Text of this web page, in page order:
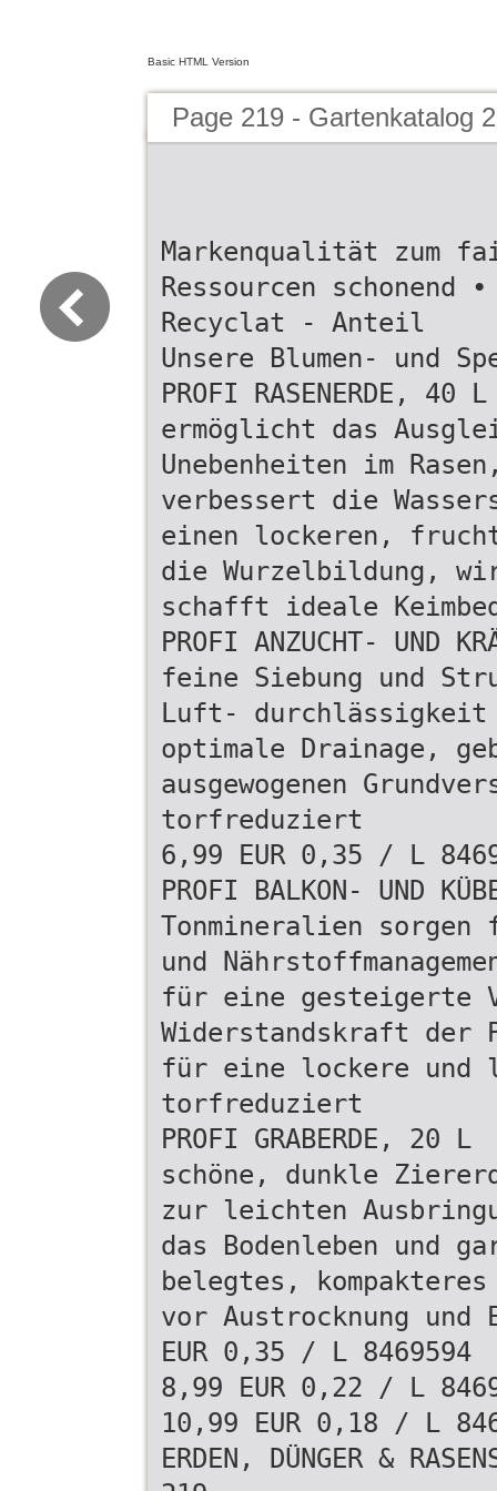
Basic HTML Version
Page 219 - Gartenkatalog
Markenqualität zum
Ressourcen schonend
Recyclat - Anteil
Unsere Blumen- und
PROFI RASENERDE, 40 L
ermöglicht das
Unebenheiten im
verbessert die
einen lockeren,
die Wurzelbildung,
schafft ideale
PROFI ANZUCHT- UND
feine Siebung und
Luft-
optimale Drainage,
ausgewogenen
torfreduziert
6,99 EUR 0,35 / L
PROFI BALKON- UND
Tonmineralien
und
für eine gesteigerte
Widerstandskraft der
für eine lockere
torfreduziert
PROFI GRABERDE, 20 L
schöne, dunkle
zur leichten
das Bodenleben und
belegtes, kompakteres
vor Austrocknung
EUR 0,35 / L 8469594
8,99 EUR 0,22 / L
10,99 EUR 0,18 / L
ERDEN, DÜNGER &